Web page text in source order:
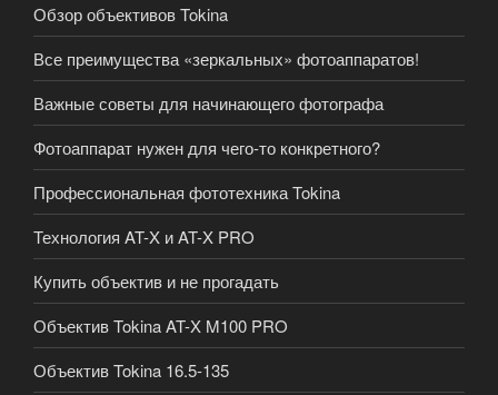
Обзор объективов Tokina
Все преимущества «зеркальных» фотоаппаратов!
Важные советы для начинающего фотографа
Фотоаппарат нужен для чего-то конкретного?
Профессиональная фототехника Tokina
Технология AT-X и AT-X PRO
Купить объектив и не прогадать
Объектив Tokina AT-X M100 PRO
Объектив Tokina 16.5-135